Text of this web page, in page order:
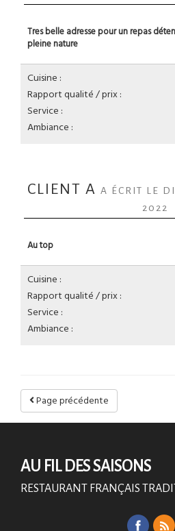
Tres belle adresse pour un repas
pleine nature
Cuisine :
Rapport qualité / prix :
Service :
Ambiance :
CLIENT A A ÉCRIT LE
2022
Au top
Cuisine :
Rapport qualité / prix :
Service :
Ambiance :
Page précédente
AU FIL DES SAISONS
RESTAURANT FRANÇAIS